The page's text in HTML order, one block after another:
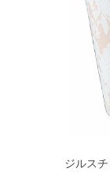
ジルス